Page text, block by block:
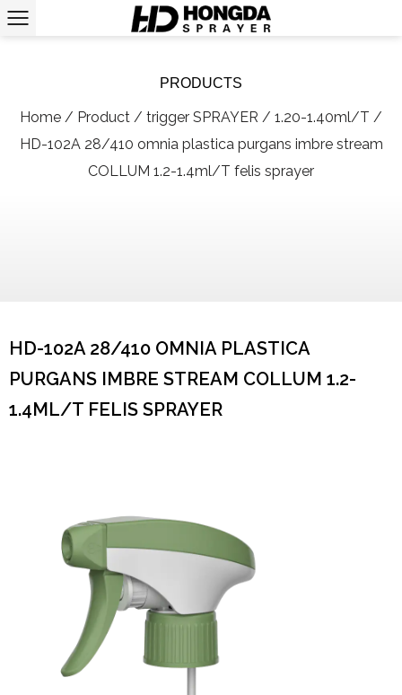
PRODUCTS
Home / Product / trigger SPRAYER / 1.20-1.40ml/T /
HD-102A 28/410 omnia plastica purgans imbre stream
COLLUM 1.2-1.4ml/T felis sprayer
HD-102A 28/410 OMNIA PLASTICA
PURGANS IMBRE STREAM COLLUM 1.2-
1.4ML/T FELIS SPRAYER